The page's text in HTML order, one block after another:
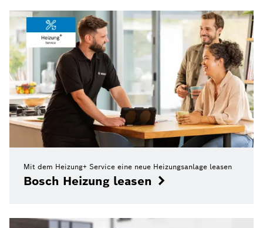
Mit dem Heizung+ Service eine neue Heizungsanlage leasen
Bosch Heizung leasen